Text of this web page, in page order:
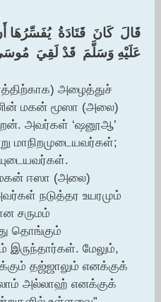
‏قَالَ ‏ ‏كَانَ ‏ ‏قَتَادَةُ ‏ ‏يُفَسِّرُهَا
عَلَيْهِ وَسَلَّمَ ‏ ‏قَدْ لَقِيَ
அழைத்துச்
மகன் மூஸா (அலை)
அவர்கள் ‘ஷனூஆ’
மாநிறமுடையவர்கள்;
ஈஸா (அலை)
நடுத்தர உயரமும்
சருமம்
தொங்கும்
இருந்தார்கள். மேலும்,
தஜ்ஜாலும் எனக்குக்
அல்லாஹ் எனக்குக்